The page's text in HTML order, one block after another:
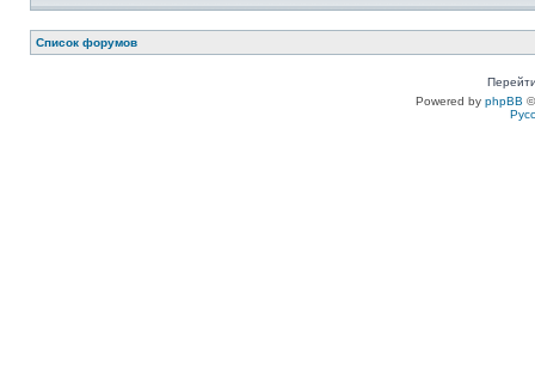
Список форумов
Powered by phpBB